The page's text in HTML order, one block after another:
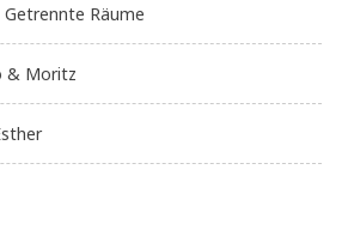
Räume
& Moritz